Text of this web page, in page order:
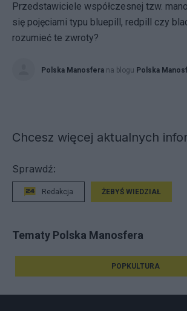
Przedstawiciele współczesnej tzw.
się pojęciami typu bluepill, redpill czy
rozumieć te zwroty?
Polska Manosfera na blogu Polska
Chcesz więcej aktualnych
Sprawdź:
Redakcja ŻEBYŚ WIEDZIAŁ
Tematy Polska Manosfera
POPKULTURA